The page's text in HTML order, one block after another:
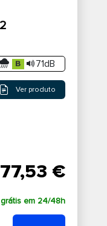
71dB
Ver produto
77,53 €
em 24/48h